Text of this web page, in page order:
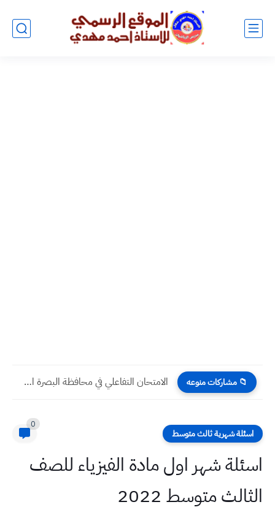
📁 مشاركات منوعه الامتحان التفاعلي في محافظة البصرة اجتماعيات سادس ابتدائي
اسئلة شهرية ثالث متوسط
0
اسئلة شهر اول مادة الفيزياء للصف
الثالث متوسط 2022